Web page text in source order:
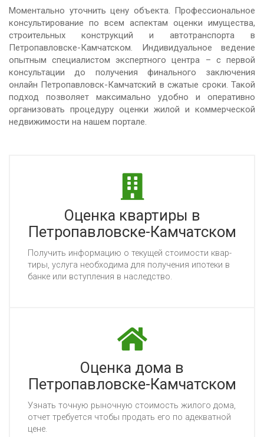
Моментально уточнить цену объекта. Профессиональное
консультирование по всем аспектам оценки имущества,
строительных конструкций и автотранспорта в
Петропавловске-Камчатском. Индивидуальное ведение
опытным специалистом экспертного центра – с первой
консультации до получения финального заключения
онлайн Петропавловск-Камчатский в сжатые сроки. Такой
подход позволяет максимально удобно и оперативно
организовать процедуру оценки жилой и коммерческой
недвижимости на нашем портале.
Оценка квартиры в
Петропавловске-Камчатском
По­лу­чить ин­фор­ма­цию о те­ку­щей сто­имос­ти квар­
ти­ры, ус­лу­га не­об­хо­ди­ма для по­лу­че­ния ипо­те­ки в
бан­ке или вступ­ле­ния в нас­ледс­тво.
Оценка дома в
Петропавловске-Камчатском
Уз­нать точ­ную ры­ноч­ную сто­имость жи­ло­го до­ма,
от­чет тре­бу­ет­ся что­бы про­дать его по адек­ват­ной
це­не.